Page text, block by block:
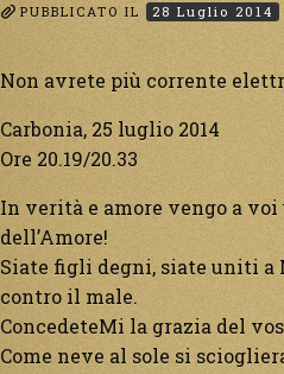
PUBBLICATO IL 28 Luglio 2014
Non avrete più corrente
Carbonia, 25 luglio 2014
Ore 20.19/20.33
In verità e amore vengo a
dell’Amore!
Siate figli degni, siate uniti a
contro il male.
ConcedeteMi la grazia del
Come neve al sole si